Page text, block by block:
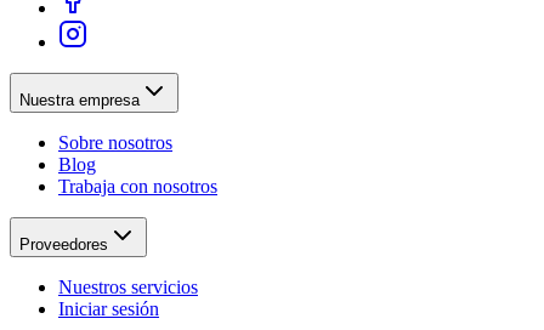
Nuestra empresa
Sobre nosotros
Blog
Trabaja con nosotros
Proveedores
Nuestros servicios
Iniciar sesión